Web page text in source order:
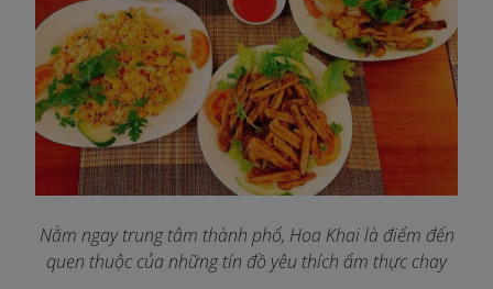
Nằm ngay trung tâm thành phố, Hoa Khai là điểm đến
quen thuộc của những tín đồ yêu thích ẩm thực chay